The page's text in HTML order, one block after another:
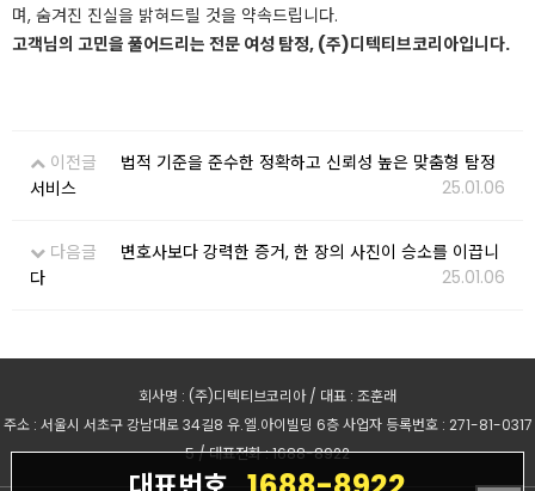
며, 숨겨진 진실을 밝혀드릴 것을 약속드립니다.
고객님의 고민을 풀어드리는 전문 여성 탐정, (주)디텍티브코리아입니다.
이전글
법적 기준을 준수한 정확하고 신뢰성 높은 맞춤형 탐정
서비스
25.01.06
다음글
변호사보다 강력한 증거, 한 장의 사진이 승소를 이끕니
다
25.01.06
회사명 : (주)디텍티브코리아 / 대표 : 조훈래
주소 : 서울시 서초구 강남대로 34길8 유.엘.아이빌딩 6층 사업자 등록번호 : 271-81-0317
5 / 대표전화 : 1688-8922